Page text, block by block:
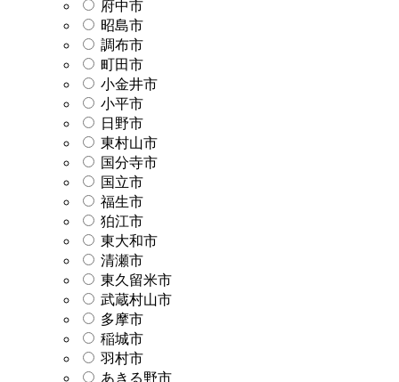
府中市
昭島市
調布市
町田市
小金井市
小平市
日野市
東村山市
国分寺市
国立市
福生市
狛江市
東大和市
清瀬市
東久留米市
武蔵村山市
多摩市
稲城市
羽村市
あきる野市